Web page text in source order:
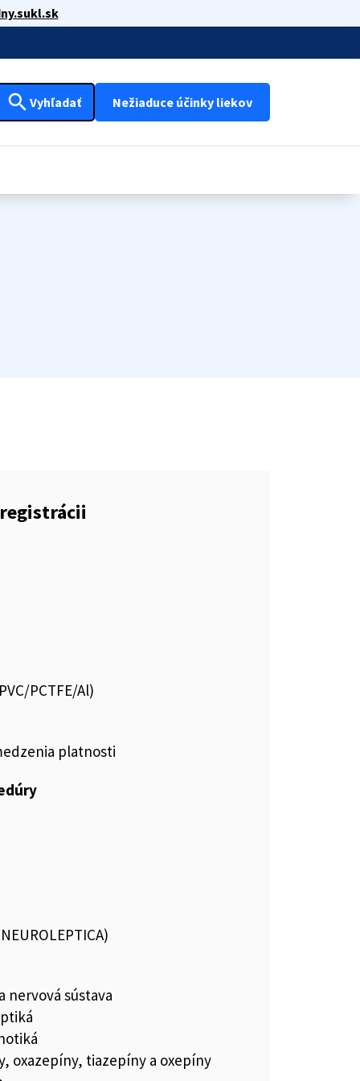
search Vyhľadať Nežiaduce účinky liekov
PCTFE/Al)
platnosti
nervová sústava
oxazepíny, tiazepíny a oxepíny